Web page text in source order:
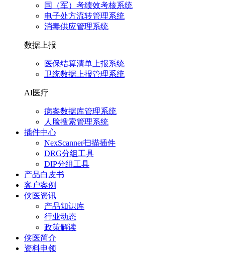
国（军）考绩效考核系统
电子处方流转管理系统
消毒供应管理系统
数据上报
医保结算清单上报系统
卫统数据上报管理系统
AI医疗
病案数据库管理系统
人脸搜索管理系统
插件中心
NexScanner扫描插件
DRG分组工具
DIP分组工具
产品白皮书
客户案例
侠医资讯
产品知识库
行业动态
政策解读
侠医简介
资料申领